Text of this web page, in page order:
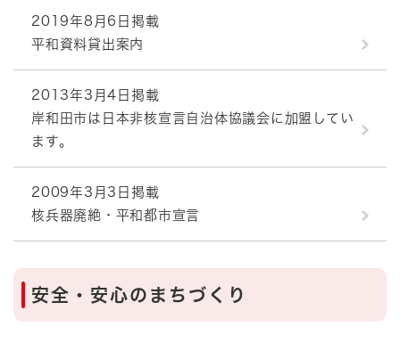
2019年8月6日掲載
平和資料貸出案内
2013年3月4日掲載
岸和田市は日本非核宣言自治体協議会に加盟してい
ます。
2009年3月3日掲載
核兵器廃絶・平和都市宣言
安全・安心のまちづくり